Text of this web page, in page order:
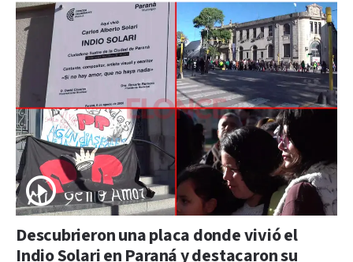
Descubrieron una placa donde vivió el
Indio Solari en Paraná y destacaron su